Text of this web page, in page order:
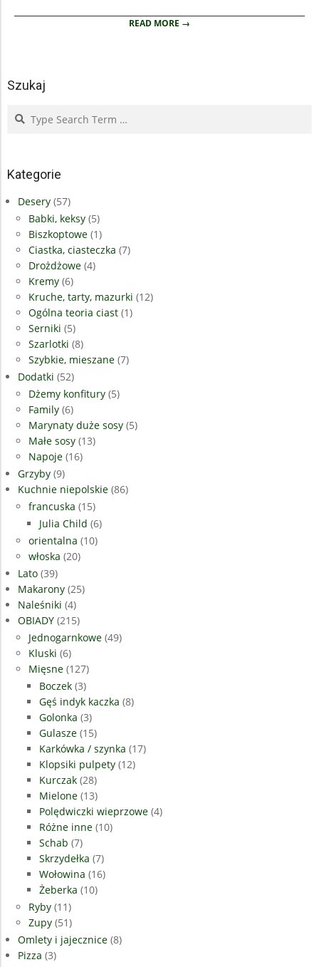
READ MORE →
Szukaj
Search
Kategorie
Desery (57)
Babki, keksy (5)
Biszkoptowe (1)
Ciastka, ciasteczka (7)
Drożdżowe (4)
Kremy (6)
Kruche, tarty, mazurki (12)
Ogólna teoria ciast (1)
Serniki (5)
Szarlotki (8)
Szybkie, mieszane (7)
Dodatki (52)
Dżemy konfitury (5)
Family (6)
Marynaty duże sosy (5)
Małe sosy (13)
Napoje (16)
Grzyby (9)
Kuchnie niepolskie (86)
francuska (15)
Julia Child (6)
orientalna (10)
włoska (20)
Lato (39)
Makarony (25)
Naleśniki (4)
OBIADY (215)
Jednogarnkowe (49)
Kluski (6)
Mięsne (127)
Boczek (3)
Gęś indyk kaczka (8)
Golonka (3)
Gulasze (15)
Karkówka / szynka (17)
Klopsiki pulpety (12)
Kurczak (28)
Mielone (13)
Polędwiczki wieprzowe (4)
Różne inne (10)
Schab (7)
Skrzydełka (7)
Wołowina (16)
Żeberka (10)
Ryby (11)
Zupy (51)
Omlety i jajecznice (8)
Pizza (3)